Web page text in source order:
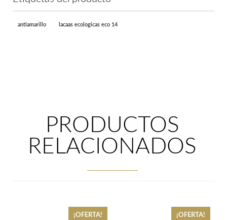
antiamarillo lacaas ecologicas eco 14
PRODUCTOS
RELACIONADOS
¡OFERTA! ¡OFERTA!